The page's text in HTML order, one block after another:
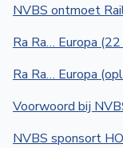
NVBS ontmoet
Ra Ra… Europa
Ra Ra… Europa
Voorwoord bij
NVBS sponsort